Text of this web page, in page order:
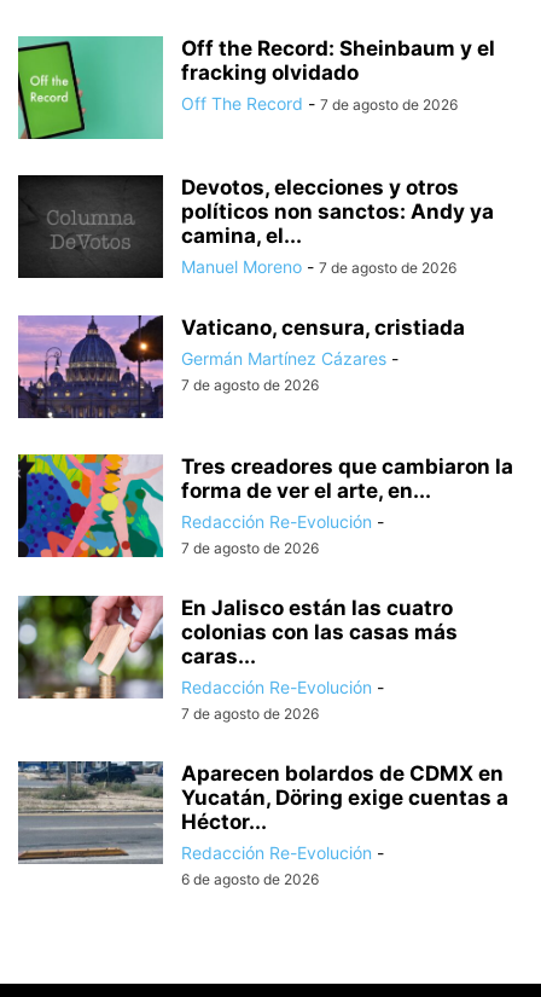
Off the Record: Sheinbaum y el
fracking olvidado
Off The Record - 7 de agosto de 2026
Devotos, elecciones y otros
políticos non sanctos: Andy ya
camina, el...
Manuel Moreno - 7 de agosto de 2026
Vaticano, censura, cristiada
Germán Martínez Cázares -
7 de agosto de 2026
Tres creadores que cambiaron la
forma de ver el arte, en...
Redacción Re-Evolución -
7 de agosto de 2026
En Jalisco están las cuatro
colonias con las casas más
caras...
Redacción Re-Evolución -
7 de agosto de 2026
Aparecen bolardos de CDMX en
Yucatán, Döring exige cuentas a
Héctor...
Redacción Re-Evolución -
6 de agosto de 2026